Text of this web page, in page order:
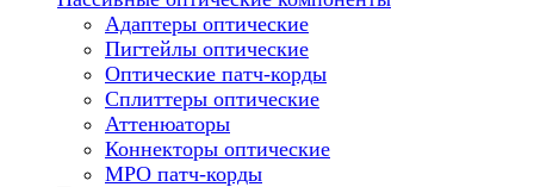
Адаптеры оптические
Пигтейлы оптические
Оптические патч-корды
Сплиттеры оптические
Аттенюаторы
Коннекторы оптические
MPO патч-корды